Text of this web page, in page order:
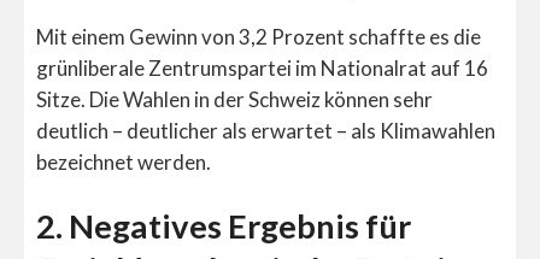
Mit einem Gewinn von 3,2 Prozent schaffte es die
grünliberale Zentrumspartei im Nationalrat auf 16
Sitze. Die Wahlen in der Schweiz können sehr
deutlich – deutlicher als erwartet – als Klimawahlen
bezeichnet werden.
2. Negatives Ergebnis für